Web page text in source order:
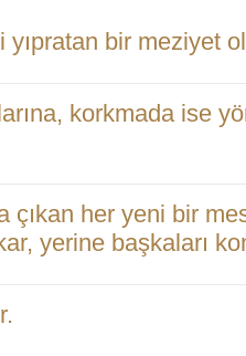
bir meziyet
korkmada ise
her yeni bir
yerine başkaları